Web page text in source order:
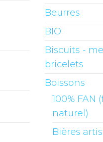
Beurres
BIO
Biscuits -
bricelets
Boissons
100% FAN
naturel)
Bières